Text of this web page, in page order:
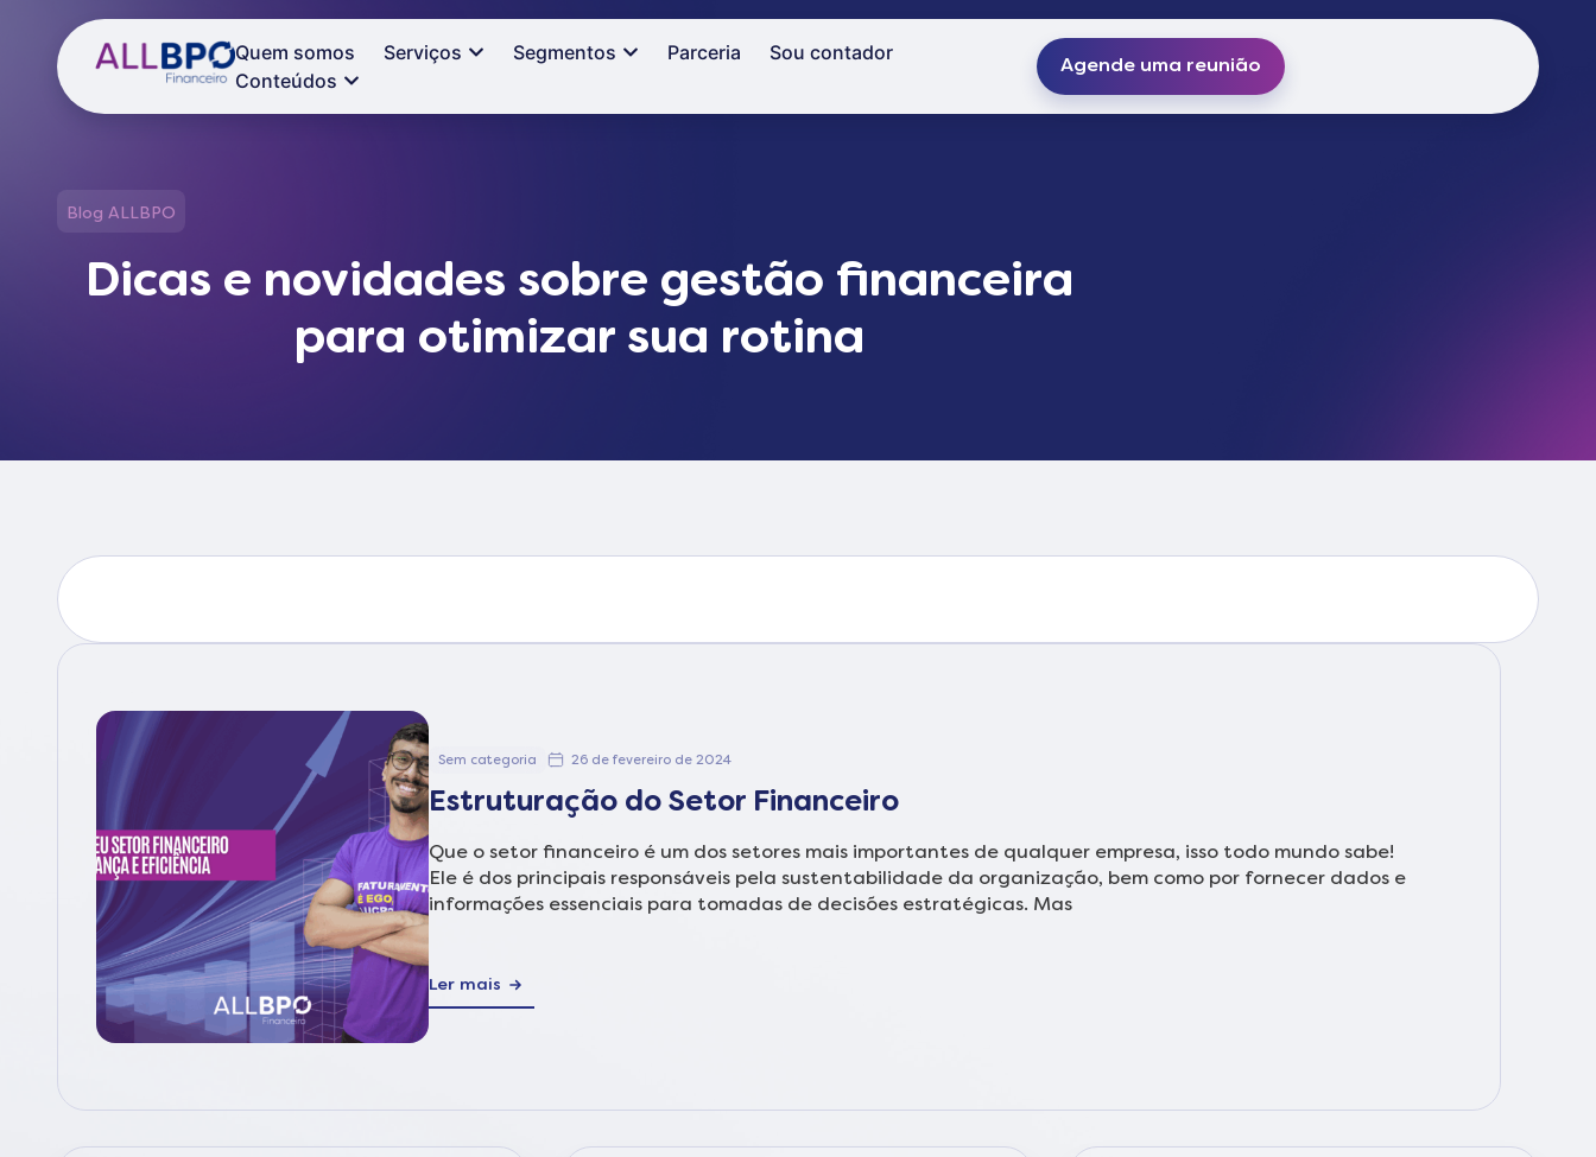
Quem somos Serviços Segmentos Parceria
Sou contador
Conteúdos
Agende uma reunião
Blog ALLBPO
Dicas e novidades sobre gestão financeira
para otimizar sua rotina
Sem categoria 26 de fevereiro de 2024
Estruturação do Setor Financeiro
Que o setor financeiro é um dos setores mais importantes de qualquer empresa, isso todo mundo sabe!
Ele é dos principais responsáveis pela sustentabilidade da organização, bem como por fornecer dados e
informações essenciais para tomadas de decisões estratégicas. Mas
Ler mais